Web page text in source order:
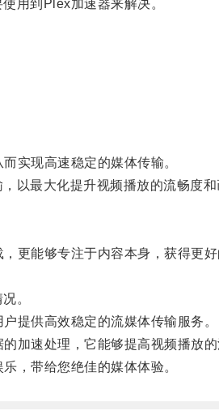
用到Plex加速器来解决。
实现高速稳定的媒体传输。
最大化提升视频播放的流畅度和
能够专注于内容本身，获得更好
。
供高效稳定的流媒体传输服务。
速处理，它能够提高视频播放的
，带给您绝佳的媒体体验。